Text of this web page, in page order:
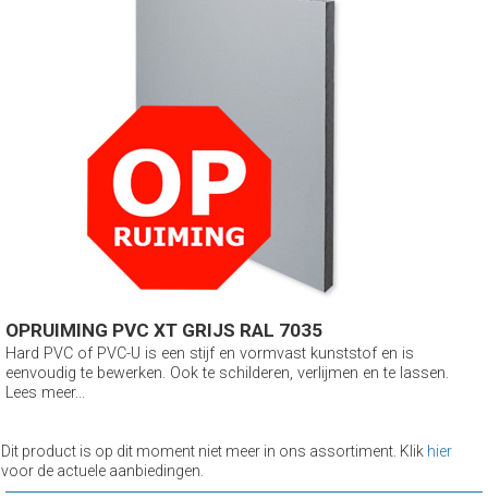
OPRUIMING PVC XT GRIJS RAL 7035
Hard PVC of PVC-U is een stijf en vormvast kunststof en is
eenvoudig te bewerken. Ook te schilderen, verlijmen en te lassen.
Lees meer...
Dit product is op dit moment niet meer in ons assortiment. Klik hier
voor de actuele aanbiedingen.